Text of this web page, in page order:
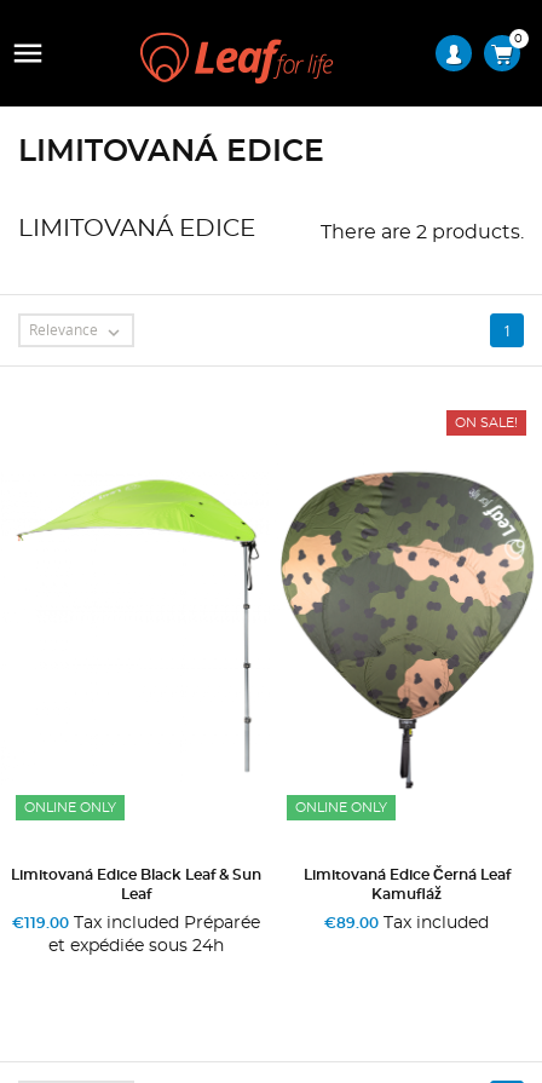
 0
LIMITOVANÁ EDICE
LIMITOVANÁ EDICE There are 2 products.
Relevance  1
ONLINE ONLY
Limitovaná Edice Black Leaf & Sun
Leaf
€119.00Tax included Préparée
et expédiée sous 24h
ONLINE ONLY
ON SALE!
Limitovaná Edice Černá Leaf
Kamufláž
€89.00 Tax included